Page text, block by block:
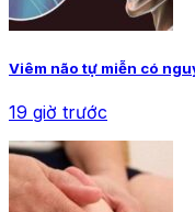
Viêm não tự miễn có
19 giờ trước